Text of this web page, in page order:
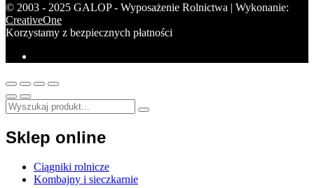
© 2003 - 2025 GALOP - Wyposażenie Rolnictwa | Wykonanie:
CreativeOne
Korzystamy z bezpiecznych płatności
Sklep online
Ciągniki rolnicze
Kombajny i sieczkarnie